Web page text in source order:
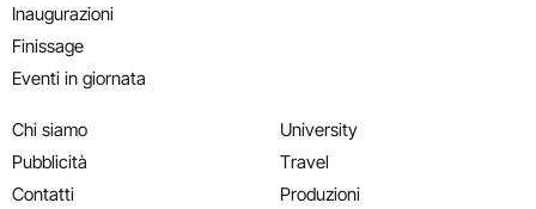
Inaugurazioni
Finissage
Eventi in giornata
Chi siamo
Pubblicità
Contatti
University
Travel
Produzioni